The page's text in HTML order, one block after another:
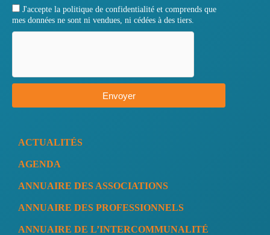
J'accepte la politique de confidentialité et comprends que
mes données ne sont ni vendues, ni cédées à des tiers.
Envoyer
ACTUALITÉS
AGENDA
ANNUAIRE DES ASSOCIATIONS
ANNUAIRE DES PROFESSIONNELS
ANNUAIRE DE L’INTERCOMMUNALITÉ